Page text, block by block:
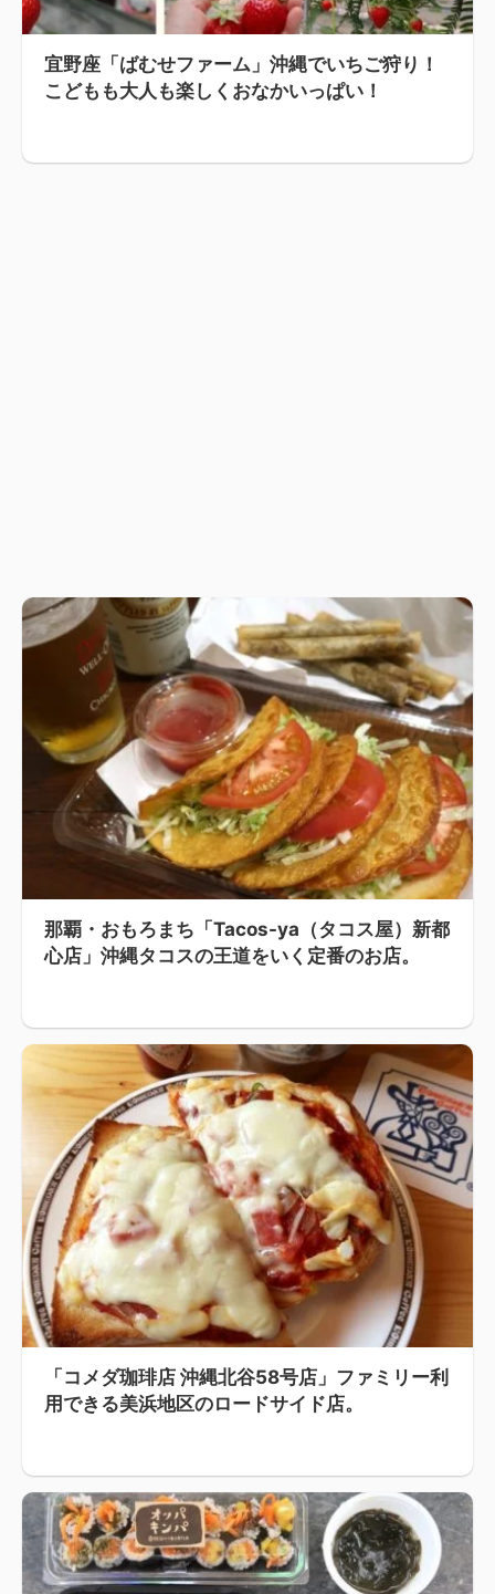
宜野座「ばむせファーム」沖縄でいちご狩り！
こどもも大人も楽しくおなかいっぱい！
那覇・おもろまち「Tacos-ya（タコス屋）新都
心店」沖縄タコスの王道をいく定番のお店。
「コメダ珈琲店 沖縄北谷58号店」ファミリー利
用できる美浜地区のロードサイド店。